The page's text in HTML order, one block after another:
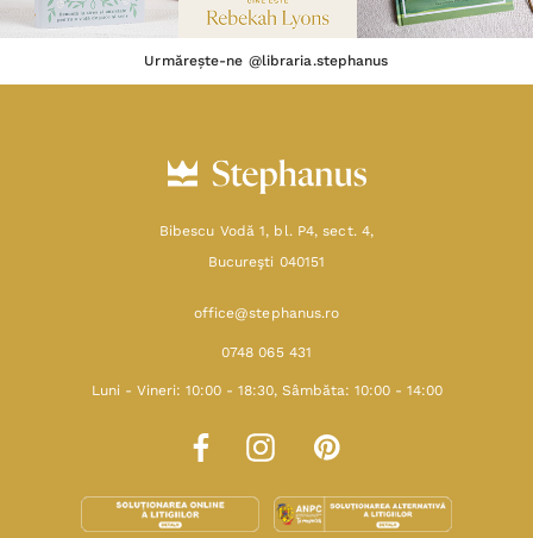
Urmărește-ne @libraria.stephanus
Bibescu Vodă 1, bl. P4, sect. 4,
Bucureşti 040151
office@stephanus.ro
0748 065 431
Luni - Vineri: 10:00 - 18:30, Sâmbăta: 10:00 - 14:00